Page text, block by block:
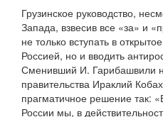
Грузинское руководство,
Запада, взвесив все «за» и
не только вступать в
Россией, но и вводить
Сменивший И. Гарибашвили
правительства Ираклий
прагматичное решение так:
России мы, в